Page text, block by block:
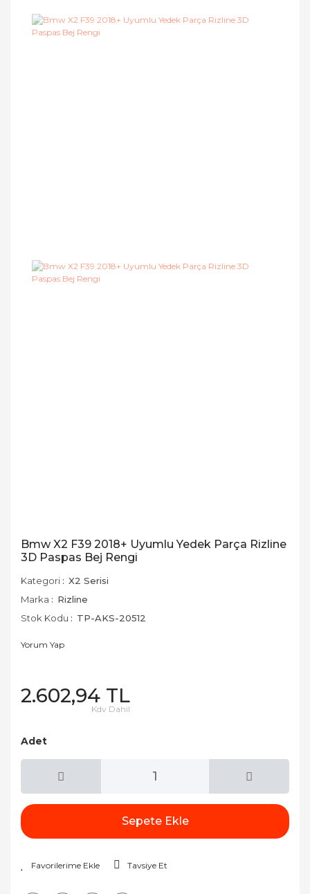
Bmw X2 F39 2018+ Uyumlu Yedek Parça Rizline
3D Paspas Bej Rengi
Kategori
X2 Serisi
Marka
Rizline
Stok Kodu
TP-AKS-20512
Yorum Yap
2.602,94 TL
Kdv Dahil
Adet
Sepete Ekle
Tavsiye Et